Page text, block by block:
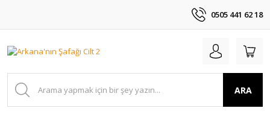
0505 441 62 18
ARA